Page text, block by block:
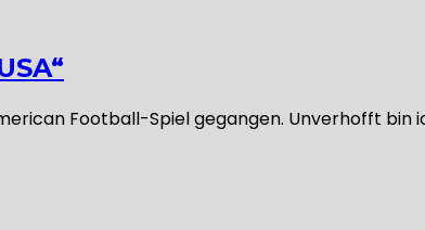
Football-Spiel gegangen. Unverhofft bin